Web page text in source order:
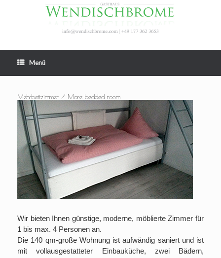
Menü
Mehrbettzimmer / More bedded room
Wir bieten Ihnen günstige, moderne, möblierte Zimmer für
1 bis max. 4 Personen an.
Die 140 qm-große Wohnung ist aufwändig saniert und ist
mit vollausgestatteter Einbauküche, zwei Bädern,